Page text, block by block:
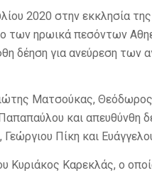
2020 στην εκκλησία
των ηρωικά πεσόντων
δέηση για ανεύρεση των
Ματσούκας,
και απευθύνθη
Πίκη και
Κυριάκος Καρεκλάς, ο